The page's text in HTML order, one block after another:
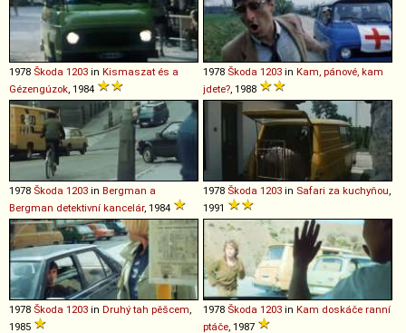
1978 Škoda 1203 in Kismaszat és a
Gézengúzok, 1984
1978 Škoda 1203 in Kam, pánové, kam
jdete?, 1988
1978 Škoda 1203 in Bergman a
Bergman detektivní kancelár, 1984
1978 Škoda 1203 in Safari za kuchyňou,
1991
1978 Škoda 1203 in Druhý tah pěšcem,
1985
1978 Škoda 1203 in Kam doskáče ranní
ptáče, 1987